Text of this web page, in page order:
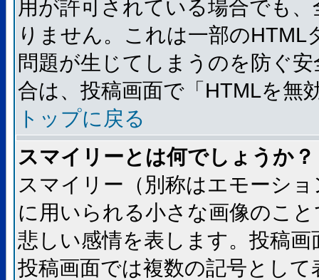
用が許可されている場合でも
りません。これは一部の
問題が生じてしまうのを防ぐ
合は、投稿画面で「HTMLを無
トップに戻る
スマイリーとは何でしょうか？
スマイリー（別称はエモーシ
に用いられる小さな画像のこ
悲しい感情を表します。投稿
投稿画面では複数の記号とし